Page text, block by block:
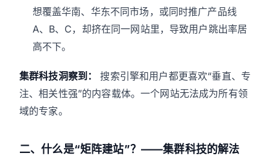
想覆盖华南、华东不同市场，或同时推广产品线
A、B、C，却挤在同一网站里，导致用户跳出率居
高不下。
集群科技洞察到：
搜索引擎和用户都更喜欢“垂直、专
注、相关性强”的内容载体。一个网站无法成为所有领
域的专家。
二、什么是“矩阵建站”？——集群科技的解法